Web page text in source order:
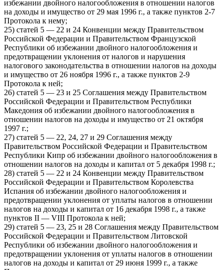
избежании двойного налогообложения в отношении налогов
на доходы и имущество от 29 мая 1996 г., а также пунктов 2-7
Протокола к нему;
25) статей 5 — 22 и 24 Конвенции между Правительством
Российской Федерации и Правительством Французской
Республики об избежании двойного налогообложения и
предотвращении уклонения от налогов и нарушения
налогового законодательства в отношении налогов на доходы
и имущество от 26 ноября 1996 г., а также пунктов 2-9
Протокола к ней;
26) статей 5 — 23 и 25 Соглашения между Правительством
Российской Федерации и Правительством Республики
Македония об избежании двойного налогообложения в
отношении налогов на доходы и имущество от 21 октября
1997 г.;
27) статей 5 — 22, 24, 27 и 29 Соглашения между
Правительством Российской Федерации и Правительством
Республики Кипр об избежании двойного налогообложения в
отношении налогов на доходы и капитал от 5 декабря 1998 г.;
28) статей 5 — 22 и 24 Конвенции между Правительством
Российской Федерации и Правительством Королевства
Испания об избежании двойного налогообложения и
предотвращении уклонения от уплаты налогов в отношении
налогов на доходы и капитал от 16 декабря 1998 г., а также
пунктов II — VIII Протокола к ней;
29) статей 5 — 23, 25 и 28 Соглашения между Правительством
Российской Федерации и Правительством Литовской
Республики об избежании двойного налогообложения и
предотвращении уклонения от уплаты налогов в отношении
налогов на доходы и капитал от 29 июня 1999 г., а также